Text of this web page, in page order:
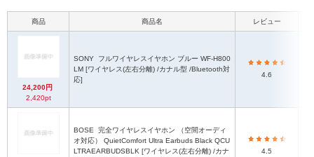
商品 商品名 レビュー
24,200円
2,420pt
SONY
LM [ワイヤレス(左右分離) /カナル型 /Bluetooth対
応]
4.6
BOSE
オ対応） QuietComfort Ultra Earbuds Black QCU
LTRAEARBUDSBLK [ワイヤレス(左右分離) /カナ
4.5